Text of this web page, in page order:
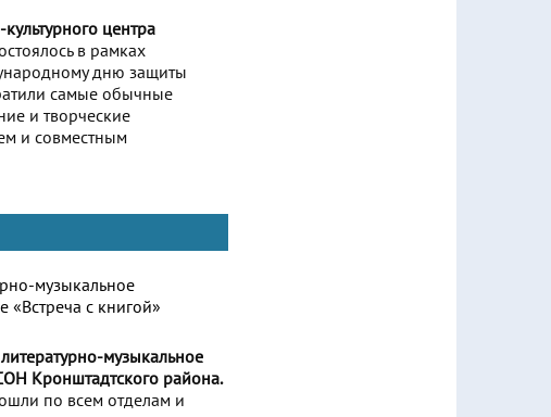
центра
в рамках
дню защиты
самые обычные
и творческие
и совместным
музыкальное
Кронштадтского района.
по всем отделам и